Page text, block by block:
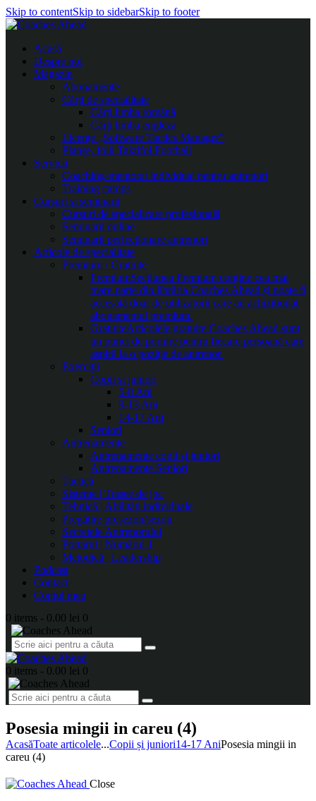
Skip to contentSkip to sidebarSkip to footer
Acasă
Despre noi
Magazin
Abonamente
Cărți de specialitate
Cărți limba română
Cărți limba engleza
Licențe „Software Tactics Manager”
Planșe, folii Taktifol Football
Servicii
Coaching-mentorat individual pentru antrenori
Training camps
Cursuri și seminarii
Cursuri de specializare profesională
Seminarii online
Seminarii perfecționare antrenori
Articole de specialitate
Premium / Gratuite
PremiumSecțiunea Premium conține cea mai
mare parte din librăria Coaches Ahead și poate fi
accesată doar de utilizatorii care au achiziționat
abonamentul premium.
GratuiteArticolele gratuite Coaches Ahead sunt
un punct de pornire pentru fiecare persoană care
aspiră la o poziție de antrenor.
Exerciții
Copii și juniori
5-8 Ani
9-13 Ani
14-17 Ani
Seniori
Antrenamente
Antrenamente copii și juniori
Antrenamente Seniori
Tactică
Sisteme | Trasee de joc
Tehnică | Abilități individuale
Pregătire presezon/sezon
Secretele Antrenorului
Portarul | Numărul 1
Metodică | Leadership
Podcast
Contact
Contul meu
0 items - 0.00 lei 0
0 items - 0.00 lei 0
Posesia mingii in careu (4)
AcasăToate articolele...Copii și juniori14-17 AniPosesia mingii in
careu (4)
Close